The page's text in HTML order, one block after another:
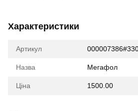
Характеристики
Артикул
Назва Мегафол
Ціна 1500.00